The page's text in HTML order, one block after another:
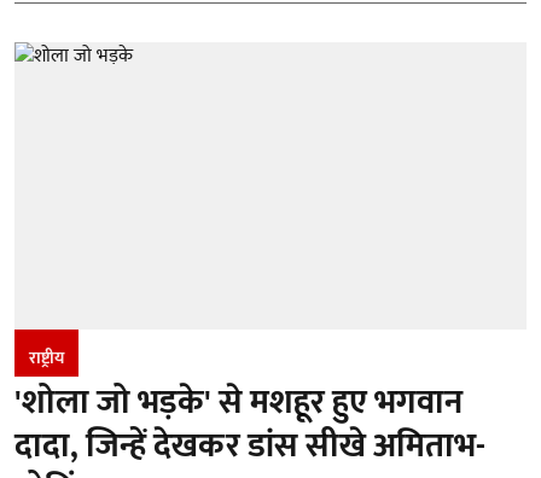
राष्ट्रीय
'शोला जो भड़के' से मशहूर हुए भगवान
दादा, जिन्हें देखकर डांस सीखे अमिताभ-